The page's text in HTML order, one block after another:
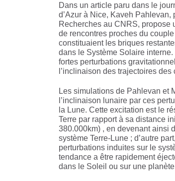
Dans un article paru dans le
d’Azur à Nice, Kaveh
Recherches au CNRS, propose
de rencontres proches du
constituaient les briques
dans le Système Solaire
fortes perturbations
l’inclinaison des trajectoires des
Les simulations de Pahlevan et
l’inclinaison lunaire par ces
la Lune. Cette excitation est le
Terre par rapport à sa distance
380.000km) , en devenant ainsi
système Terre-Lune ; d’autre
perturbations induites sur le
tendance a être rapidement
dans le Soleil ou sur une